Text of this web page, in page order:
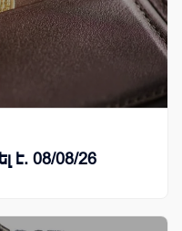
է. 08/08/26